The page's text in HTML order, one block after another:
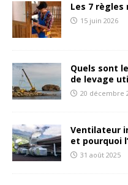
Les 7
15 juin 2026
Quels sont
de levage
20 décembre
Ventilateur
et pourquoi
31 août 2025